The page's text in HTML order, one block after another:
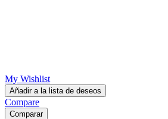
My Wishlist
Añadir a la lista de deseos
Compare
Comparar